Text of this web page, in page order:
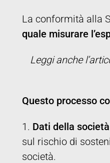
La conformità alla
quale misurare
Leggi anche
Questo processo
1. Dati della
sul rischio di
società.